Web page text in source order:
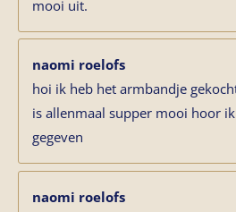
mooi uit.
naomi roelofs
hoi ik heb het armbandje
is allenmaal supper mooi hoor
gegeven
naomi roelofs